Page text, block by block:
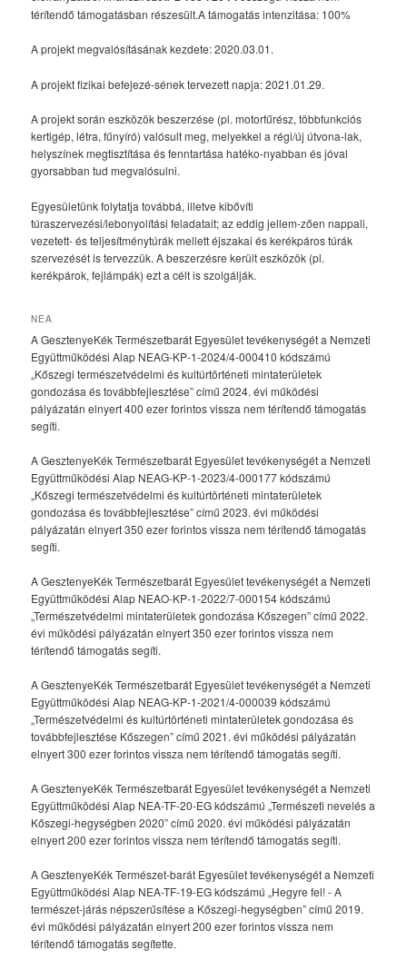
térítendő támogatásban részesült.A támogatás intenzitása: 100%
A projekt megvalósításának kezdete: 2020.03.01.
A projekt fizikai befejezé-sének tervezett napja: 2021.01.29.
A projekt során eszközök beszerzése (pl. motorfűrész, többfunkciós
kertigép, létra, fűnyíró) valósult meg, melyekkel a régi/új útvona-lak,
helyszínek megtisztítása és fenntartása hatéko-nyabban és jóval
gyorsabban tud megvalósulni.
Egyesületünk folytatja továbbá, illetve kibővíti
túraszervezési/lebonyolítási feladatait; az eddig jellem-zően nappali,
vezetett- és teljesítménytúrák mellett éjszakai és kerékpáros túrák
szervezését is tervezzük. A beszerzésre került eszközök (pl.
kerékpárok, fejlámpák) ezt a célt is szolgálják.
NEA
A GesztenyeKék Természetbarát Egyesület tevékenységét a Nemzeti
Együttműködési Alap NEAG-KP-1-2024/4-000410 kódszámú
„Kőszegi természetvédelmi és kultúrtörténeti mintaterületek
gondozása és továbbfejlesztése” című 2024. évi működési
pályázatán elnyert 400 ezer forintos vissza nem térítendő támogatás
segíti.
A GesztenyeKék Természetbarát Egyesület tevékenységét a Nemzeti
Együttműködési Alap NEAG-KP-1-2023/4-000177 kódszámú
„Kőszegi természetvédelmi és kultúrtörténeti mintaterületek
gondozása és továbbfejlesztése” című 2023. évi működési
pályázatán elnyert 350 ezer forintos vissza nem térítendő támogatás
segíti.
A GesztenyeKék Természetbarát Egyesület tevékenységét a Nemzeti
Együttműködési Alap NEAO-KP-1-2022/7-000154 kódszámú
„Természetvédelmi mintaterületek gondozása Kőszegen” című 2022.
évi működési pályázatán elnyert 350 ezer forintos vissza nem
térítendő támogatás segíti.
A GesztenyeKék Természetbarát Egyesület tevékenységét a Nemzeti
Együttműködési Alap NEAG-KP-1-2021/4-000039 kódszámú
„Természetvédelmi és kultúrtörténeti mintaterületek gondozása és
továbbfejlesztése Kőszegen” című 2021. évi működési pályázatán
elnyert 300 ezer forintos vissza nem térítendő támogatás segíti.
A GesztenyeKék Természetbarát Egyesület tevékenységét a Nemzeti
Együttműködési Alap NEA-TF-20-EG kódszámú „Természeti nevelés a
Kőszegi-hegységben 2020” című 2020. évi működési pályázatán
elnyert 200 ezer forintos vissza nem térítendő támogatás segíti.
A GesztenyeKék Természet-barát Egyesület tevékenységét a Nemzeti
Együttműködési Alap NEA-TF-19-EG kódszámú „Hegyre fel! - A
természet-járás népszerűsítése a Kőszegi-hegységben” című 2019.
évi működési pályázatán elnyert 200 ezer forintos vissza nem
térítendő támogatás segítette.